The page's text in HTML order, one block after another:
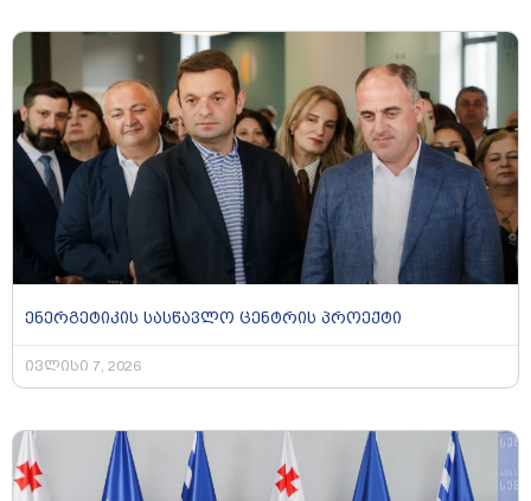
ენერგეტიკის სასწავლო ცენტრის პროექტი
ივლისი 7, 2026